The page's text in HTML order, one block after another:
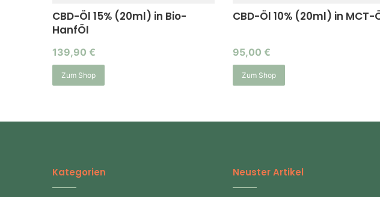
CBD-Öl 15% (20ml) in Bio-
HanfÖl
139,90 €
Zum Shop
CBD-Öl 10% (20ml) in MCT-
95,00 €
Zum Shop
Kategorien Neuster Artikel